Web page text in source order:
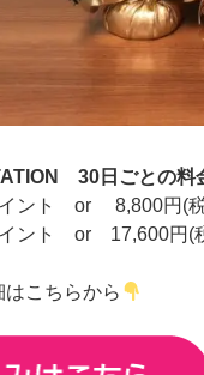
30日ごとの料
イント or 8,800円(税
ント or 17,600円(
こちらから